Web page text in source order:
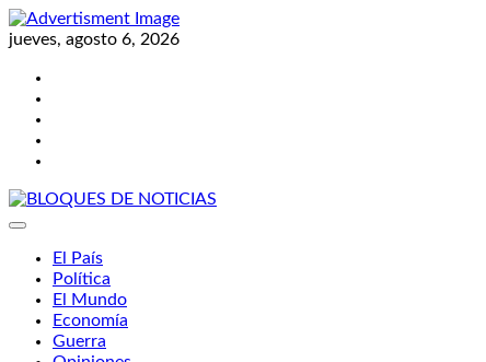
Skip
to
jueves, agosto 6, 2026
El País
Política
El Mundo
Economía
Guerra